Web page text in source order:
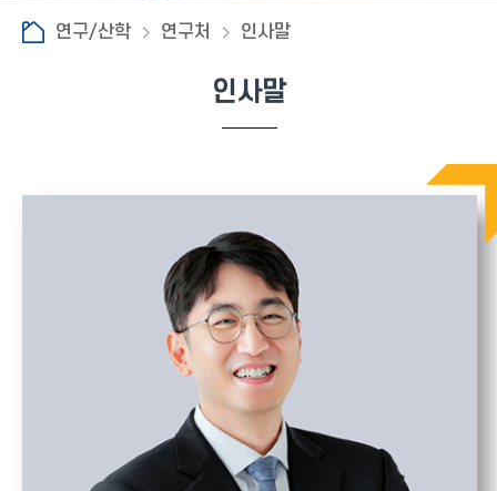
연구/산학 연구처 인사말
인사말